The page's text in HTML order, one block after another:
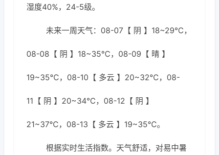
湿度40%，24-5级。
未来一周天气：08-07【 阴 】18~29℃，
08-08【 阴 】18~35℃，08-09【 晴 】
19~35℃，08-10【 多云 】20~32℃，08-
11【 阴 】20~34℃，08-12【 阴 】
21~37℃，08-13【 多云 】19~35℃。
根据实时生活指数。天气舒适，对易中暑